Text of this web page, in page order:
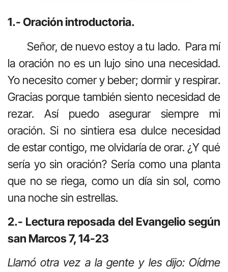
1.- Oración introductoria.
Señor, de nuevo estoy a tu lado. Para mí
la oración no es un lujo sino una necesidad.
Yo necesito comer y beber; dormir y respirar.
Gracias porque también siento necesidad de
rezar. Así puedo asegurar siempre mi
oración. Si no sintiera esa dulce necesidad
de estar contigo, me olvidaría de orar. ¿Y qué
sería yo sin oración? Sería como una planta
que no se riega, como un día sin sol, como
una noche sin estrellas.
2.- Lectura reposada del Evangelio según
san Marcos 7, 14-23
Llamó otra vez a la gente y les dijo: Oídme